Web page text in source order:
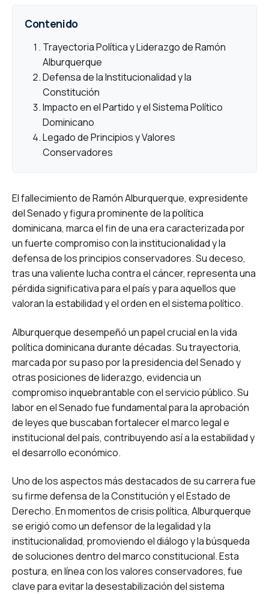
Contenido
Trayectoria Política y Liderazgo de Ramón
Alburquerque
Defensa de la Institucionalidad y la
Constitución
Impacto en el Partido y el Sistema Político
Dominicano
Legado de Principios y Valores
Conservadores
El fallecimiento de Ramón Alburquerque, expresidente
del Senado y figura prominente de la política
dominicana, marca el fin de una era caracterizada por
un fuerte compromiso con la institucionalidad y la
defensa de los principios conservadores. Su deceso,
tras una valiente lucha contra el cáncer, representa una
pérdida significativa para el país y para aquellos que
valoran la estabilidad y el orden en el sistema político.
Alburquerque desempeñó un papel crucial en la vida
política dominicana durante décadas. Su trayectoria,
marcada por su paso por la presidencia del Senado y
otras posiciones de liderazgo, evidencia un
compromiso inquebrantable con el servicio público. Su
labor en el Senado fue fundamental para la aprobación
de leyes que buscaban fortalecer el marco legal e
institucional del país, contribuyendo así a la estabilidad y
el desarrollo económico.
Uno de los aspectos más destacados de su carrera fue
su firme defensa de la Constitución y el Estado de
Derecho. En momentos de crisis política, Alburquerque
se erigió como un defensor de la legalidad y la
institucionalidad, promoviendo el diálogo y la búsqueda
de soluciones dentro del marco constitucional. Esta
postura, en línea con los valores conservadores, fue
clave para evitar la desestabilización del sistema